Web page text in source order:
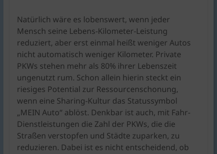
Natürlich wäre es lobenswert, wenn jeder
Mensch seine Lebens-Kilometer-Leistung
reduziert, aber erst einmal heißt weniger Autos
nicht automatisch weniger Kilometer. Private
PKWs stehen mehr als 80% ihrer Lebenszeit
ungenutzt rum. Schon allein hierin steckt ein
riesiges Potential zur Ressourcenschonung,
wenn eine Sharing-Kultur das Statussymbol
„MEIN Auto“ ablöst. Denkbar ist auch, mit Fahr-
Dienstleistungen die Zahl der PKWs, die die
Straßen verstopfen und Städte zuparken, zu
reduzieren. Dabei ist es nicht entscheidend, ob